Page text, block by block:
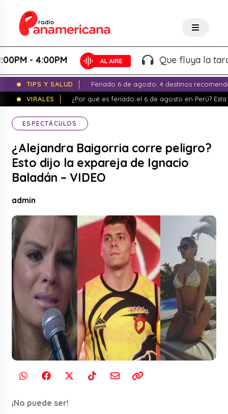
- 4:00PM Que fluya la tarde! -
TIPS Y SALUD
Feriado 6 de agosto: 4 destinos
VIRALES
¿Por qué es feriado el 6 de agosto en Perú?
ESPECTÁCULOS
¿Alejandra Baigorria corre peligro?
Esto dijo la expareja de Ignacio
Baladán – VIDEO
admin
¡No puede ser!